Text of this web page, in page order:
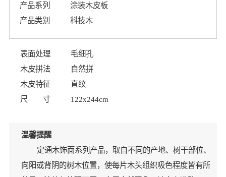
产品系列
涂装木皮板
产品类别
科技木
表面处理
毛细孔
木皮拼法
自然拼
木皮特征
直纹
尺 寸
122x244cm
温馨提醒
定通木饰面系列产品，取自不同的产地、树干部位、
向阳或背阴的树木位置，使每片木头组织吸色程度皆有所